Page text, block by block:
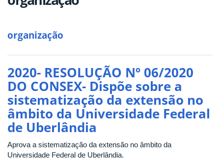
organização
2020- RESOLUÇÃO Nº 06/2020
DO CONSEX- Dispõe sobre a
sistematização da extensão no
âmbito da Universidade Federal
de Uberlândia
Aprova a sistematização da extensão no âmbito da
Universidade Federal de Uberlândia.